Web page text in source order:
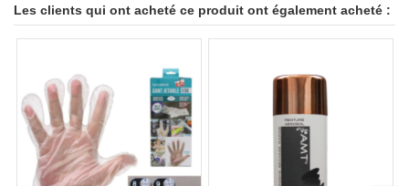
Les clients qui ont acheté ce produit ont également acheté :